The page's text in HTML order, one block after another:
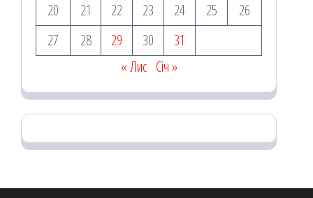
20
21 22 23 24 25
26
27
28 29 30
31
« Лис Січ »